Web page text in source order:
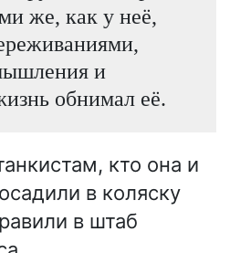
же, как у неё,
и
обнимал её.
кто она и
в коляску
в штаб